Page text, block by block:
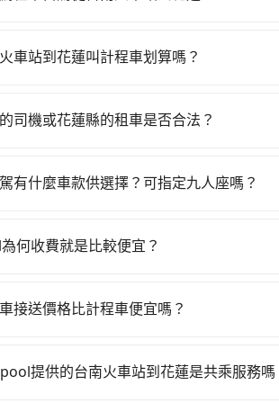
程車，搭上小黃後約花224分鐘、車費
小黃了，台南市少部分小黃司機不按表
要乘車，也可參考tripool的拼車共乘服務
，比方說合豐國際租賃、信通小客車租
日里程限定200~400公里，超過還會額
可能離台南火車站還有段路，且須配合
車站到花蓮叫計程車划算嗎？
可考慮打電話至台南火車站附近的計程
度是台北或新北的20倍之多。如果當天
時，叫兩輛計程車的費用就貴了，改預
司機或花蓮縣的租車是否合法？
並趕下車，出意外後保險公司更是不會
的車是否合法，就看車牌的開頭，只要不
有什麼車款供選擇？可指定九人座嗎？
，其中也有少量進口車像凌志Lexus、特
何收費就是比較便宜？
質比較差、車上會有煙味、或者車齡過
高俗稱「回頭車」的比例。這不僅體現
接送價格比計程車便宜嗎？
程車低，且能讓您更能輕鬆掌握交通開支
提供的台南火車站到花蓮是共乘服務嗎